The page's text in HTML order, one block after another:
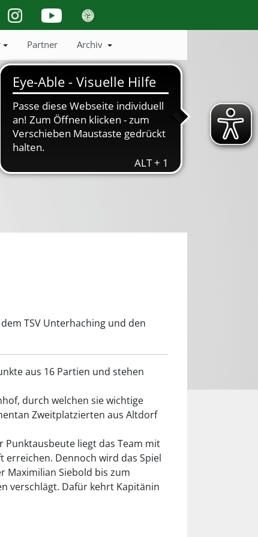
Partner Archiv
TSV Unterhaching und den
aus 16 Partien und stehen
durch welchen sie wichtige
Zweitplatzierten aus Altdorf
Punktausbeute liegt das Team mit
erreichen. Dennoch wird das Spiel
Maximilian Siebold bis zum
verschlägt. Dafür kehrt Kapitänin